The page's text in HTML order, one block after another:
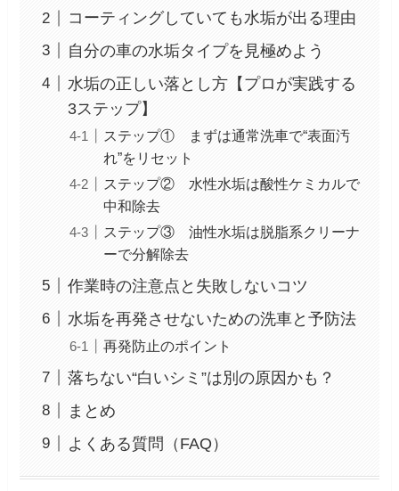
コーティングしていても水垢が出る理由
自分の車の水垢タイプを見極めよう
水垢の正しい落とし方【プロが実践する
3ステップ】
ステップ① まずは通常洗車で“表面汚
れ”をリセット
ステップ② 水性水垢は酸性ケミカルで
中和除去
ステップ③ 油性水垢は脱脂系クリーナ
ーで分解除去
作業時の注意点と失敗しないコツ
水垢を再発させないための洗車と予防法
再発防止のポイント
落ちない“白いシミ”は別の原因かも？
まとめ
よくある質問（FAQ）